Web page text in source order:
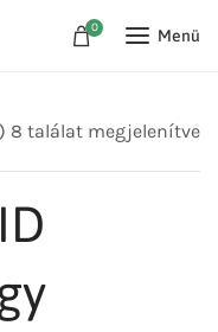
0 Menü
8 találat megjelenítve